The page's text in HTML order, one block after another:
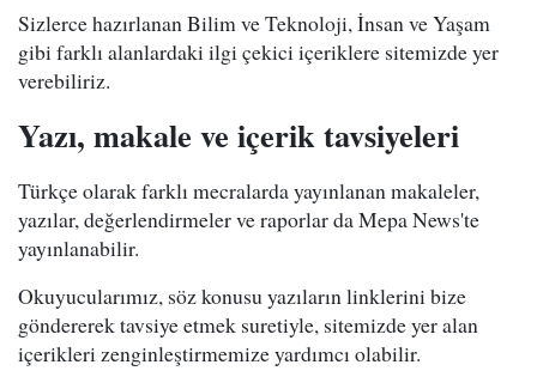
Sizlerce hazırlanan Bilim ve Teknoloji, İnsan ve Yaşam
gibi farklı alanlardaki ilgi çekici içeriklere sitemizde yer
verebiliriz.
Yazı, makale ve içerik tavsiyeleri
Türkçe olarak farklı mecralarda yayınlanan makaleler,
yazılar, değerlendirmeler ve raporlar da Mepa News'te
yayınlanabilir.
Okuyucularımız, söz konusu yazıların linklerini bize
göndererek tavsiye etmek suretiyle, sitemizde yer alan
içerikleri zenginleştirmemize yardımcı olabilir.